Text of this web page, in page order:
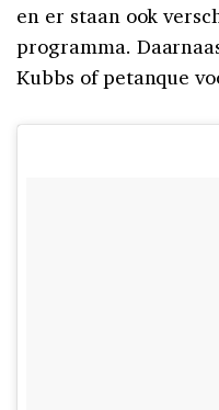
en er staan ook
programma.
Kubbs of petanque